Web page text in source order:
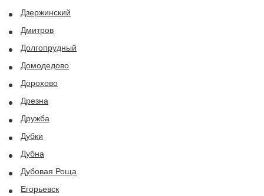
Дзержинский
Дмитров
Долгопрудный
Домодедово
Дорохово
Дрезна
Дружба
Дубки
Дубна
Дубовая Роща
Егорьевск